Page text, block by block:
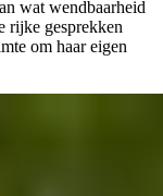
wat wendbaarheid
rijke gesprekken
om haar eigen